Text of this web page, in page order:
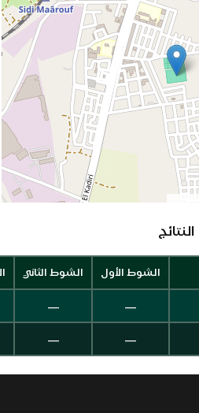
النتائج
الشوط الأول الشوط الثاني
—
—
—
—